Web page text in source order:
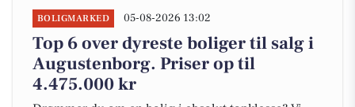
BOLIGMARKED 05-08-2026 13:02
Top 6 over dyreste boliger til salg i
Augustenborg. Priser op til
4.475.000 kr